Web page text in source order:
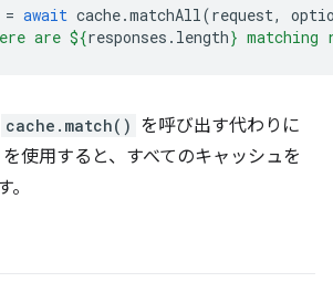
= await cache.matchAll(request,
are ${responses . length} matching
cache.match() を呼び出す代わりに
を使用すると、すべてのキャッシュを